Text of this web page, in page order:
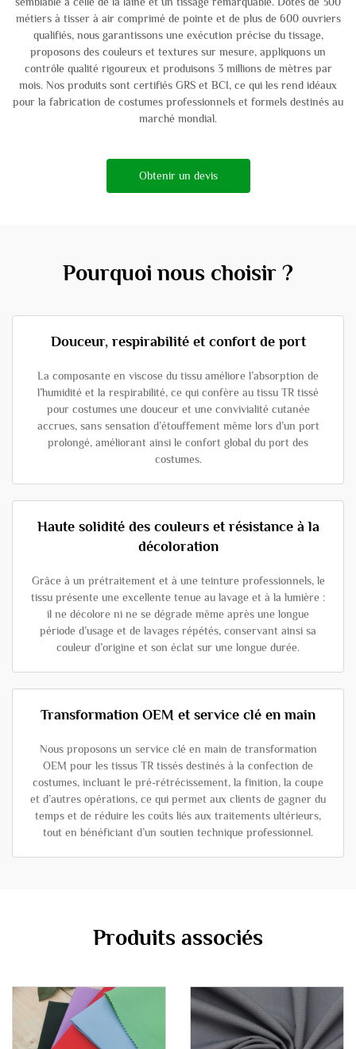
métiers à tisser à air comprimé de pointe et de plus de 600 ouvriers
qualifiés, nous garantissons une exécution précise du tissage,
proposons des couleurs et textures sur mesure, appliquons un
contrôle qualité rigoureux et produisons 3 millions de mètres par
mois. Nos produits sont certifiés GRS et BCI, ce qui les rend idéaux
pour la fabrication de costumes professionnels et formels destinés au
marché mondial.
Obtenir un devis
Pourquoi nous choisir ?
Douceur, respirabilité et confort de port
La composante en viscose du tissu améliore l’absorption de
l’humidité et la respirabilité, ce qui confère au tissu TR tissé
pour costumes une douceur et une convivialité cutanée
accrues, sans sensation d’étouffement même lors d’un port
prolongé, améliorant ainsi le confort global du port des
costumes.
Haute solidité des couleurs et résistance à la
décoloration
Grâce à un prétraitement et à une teinture professionnels, le
tissu présente une excellente tenue au lavage et à la lumière :
il ne décolore ni ne se dégrade même après une longue
période d’usage et de lavages répétés, conservant ainsi sa
couleur d’origine et son éclat sur une longue durée.
Transformation OEM et service clé en main
Nous proposons un service clé en main de transformation
OEM pour les tissus TR tissés destinés à la confection de
costumes, incluant le pré-rétrécissement, la finition, la coupe
et d’autres opérations, ce qui permet aux clients de gagner du
temps et de réduire les coûts liés aux traitements ultérieurs,
tout en bénéficiant d’un soutien technique professionnel.
Produits associés